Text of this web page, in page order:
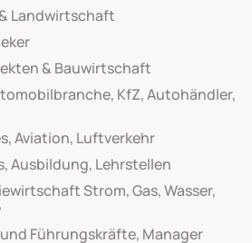
Landwirtschaft
& Bauwirtschaft
KfZ, Autohändler,
Aviation, Luftverkehr
Ausbildung, Lehrstellen
Strom, Gas, Wasser,
Führungskräfte, Manager